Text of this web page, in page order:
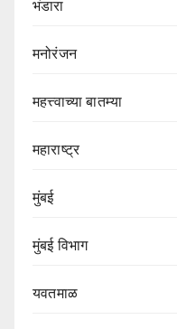
भंडारा
मनोरंजन
महत्त्वाच्या बातम्या
महाराष्ट्र
मुंबई
मुंबई विभाग‌
यवतमाळ